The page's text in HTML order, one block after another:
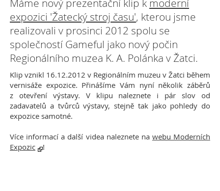
Máme nový prezentační klip k moderní
expozici 'Žatecký stroj času', kterou jsme
realizovali v prosinci 2012 spolu se
společností Gameful jako nový počin
Regionálního muzea K. A. Polánka v Žatci.
Klip vznikl 16.12.2012 v Regionálním muzeu v Žatci během
vernisáže expozice. Přinášíme Vám nyní několik záběrů
z otevření výstavy. V klipu naleznete i pár slov od
zadavatelů a tvůrců výstavy, stejně tak jako pohledy do
expozice samotné.
Více informací a další videa naleznete na webu Moderních
Expozic
!